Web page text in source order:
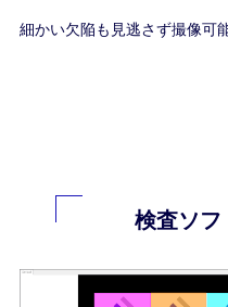
細かい欠陥も見逃さず撮像可能
検査ソ